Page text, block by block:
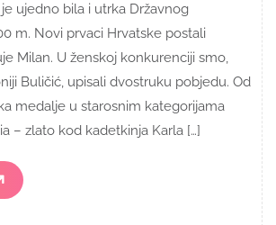
ujedno bila i utrka Državnog
m. Novi prvaci Hrvatske postali
Milan. U ženskoj konkurenciji smo,
Buličić, upisali dvostruku pobjedu. Od
medalje u starosnim kategorijama
– zlato kod kadetkinja Karla […]
Read
More